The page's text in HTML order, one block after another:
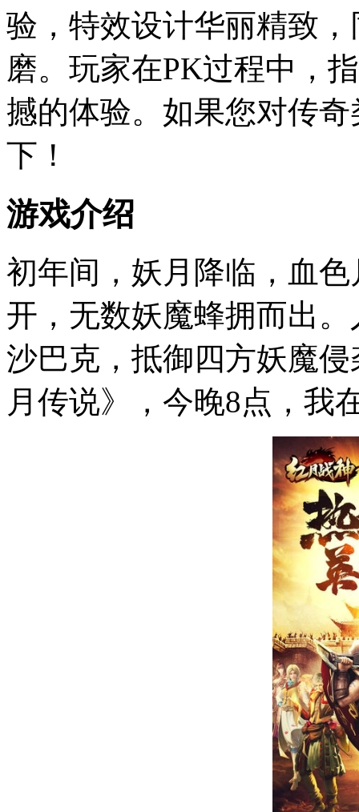
验，特效设计华丽精致
磨。玩家在PK过程中，
撼的体验。如果您对传
下！
游戏介绍
初年间，妖月降临，血
开，无数妖魔蜂拥而出
沙巴克，抵御四方妖魔
月传说》，今晚8点，我